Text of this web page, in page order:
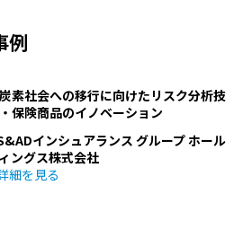
例
素社会への移行に向けたリスク分析技
保険商品のイノベーション
インシュアランス グループ ホール
ングス株式会社
細を見る